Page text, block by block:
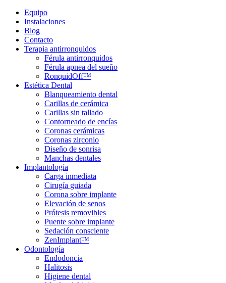
Equipo
Instalaciones
Blog
Contacto
Terapia antirronquidos
Férula antirronquidos
Férula apnea del sueño
RonquidOff™
Estética Dental
Blanqueamiento dental
Carillas de cerámica
Carillas sin tallado
Contorneado de encías
Coronas cerámicas
Coronas zirconio
Diseño de sonrisa
Manchas dentales
Implantología
Carga inmediata
Cirugía guiada
Corona sobre implante
Elevación de senos
Prótesis removibles
Puente sobre implante
Sedación consciente
ZenImplant™
Odontología
Endodoncia
Halitosis
Higiene dental